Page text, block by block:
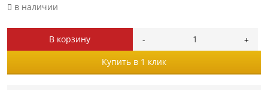
в наличии
В корзину
Купить в 1 клик